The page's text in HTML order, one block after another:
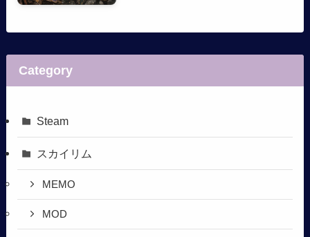
Category
Steam
スカイリム
MEMO
MOD